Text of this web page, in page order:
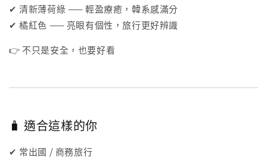
✔ 清新薄荷綠 —— 輕盈療癒，韓系感滿分
✔ 橘紅色 —— 亮眼有個性，旅行更好辨識
👉 不只是安全，也要好看
🧳 適合這樣的你
✔ 常出國 / 商務旅行